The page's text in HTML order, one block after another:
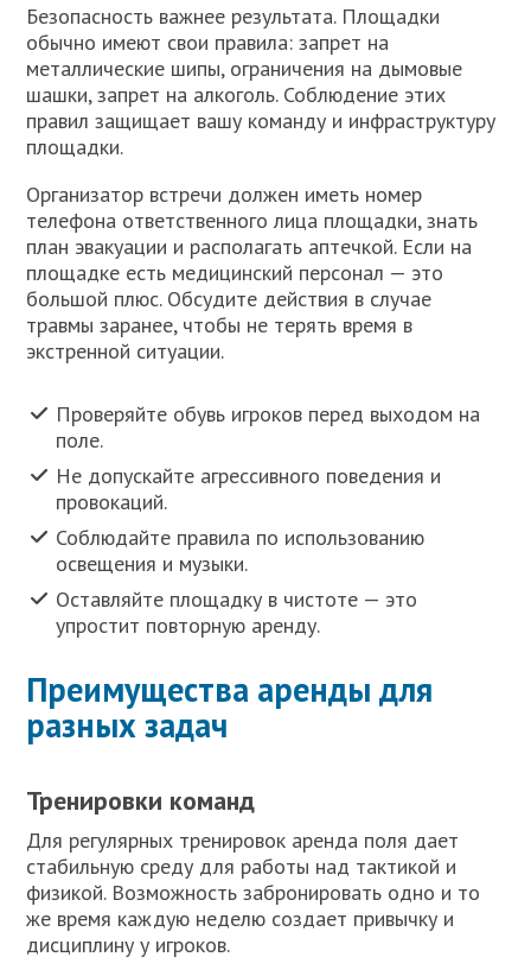
Безопасность важнее результата. Площадки
обычно имеют свои правила: запрет на
металлические шипы, ограничения на дымовые
шашки, запрет на алкоголь. Соблюдение этих
правил защищает вашу команду и инфраструктуру
площадки.
Организатор встречи должен иметь номер
телефона ответственного лица площадки, знать
план эвакуации и располагать аптечкой. Если на
площадке есть медицинский персонал — это
большой плюс. Обсудите действия в случае
травмы заранее, чтобы не терять время в
экстренной ситуации.
Проверяйте обувь игроков перед выходом на
поле.
Не допускайте агрессивного поведения и
провокаций.
Соблюдайте правила по использованию
освещения и музыки.
Оставляйте площадку в чистоте — это
упростит повторную аренду.
Преимущества аренды для
разных задач
Тренировки команд
Для регулярных тренировок аренда поля дает
стабильную среду для работы над тактикой и
физикой. Возможность забронировать одно и то
же время каждую неделю создает привычку и
дисциплину у игроков.